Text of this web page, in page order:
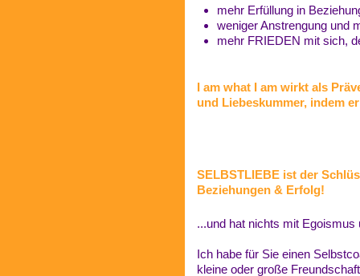
mehr Erfüllung in
weniger Anstrengung und
mehr FRIEDEN mit sich,
I am what I am wirkt als
und Liebeskummer, indem
SELBSTLIEBE ist der
Beziehungen & Erfolg!
...und hat nichts mit
Ich habe für Sie einen
kleine oder große